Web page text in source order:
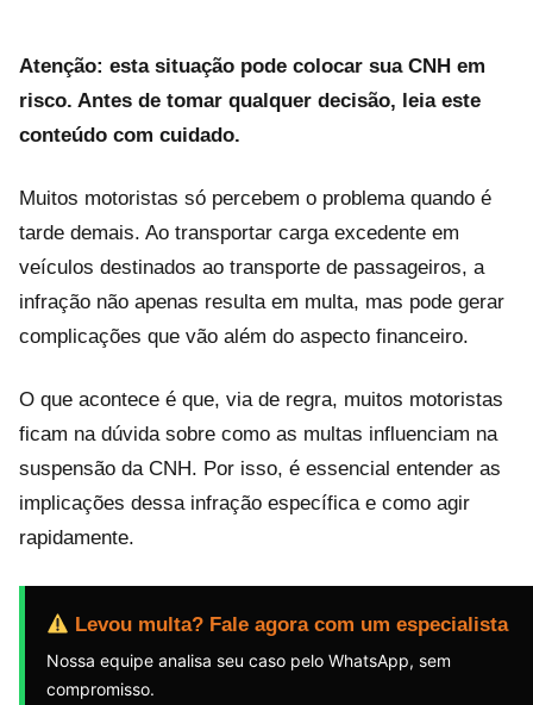
Atenção: esta situação pode colocar sua CNH em
risco. Antes de tomar qualquer decisão, leia este
conteúdo com cuidado.
Muitos motoristas só percebem o problema quando é
tarde demais. Ao transportar carga excedente em
veículos destinados ao transporte de passageiros, a
infração não apenas resulta em multa, mas pode gerar
complicações que vão além do aspecto financeiro.
O que acontece é que, via de regra, muitos motoristas
ficam na dúvida sobre como as multas influenciam na
suspensão da CNH. Por isso, é essencial entender as
implicações dessa infração específica e como agir
rapidamente.
Levou multa? Fale agora com um especialista
Nossa equipe analisa seu caso pelo WhatsApp, sem
compromisso.